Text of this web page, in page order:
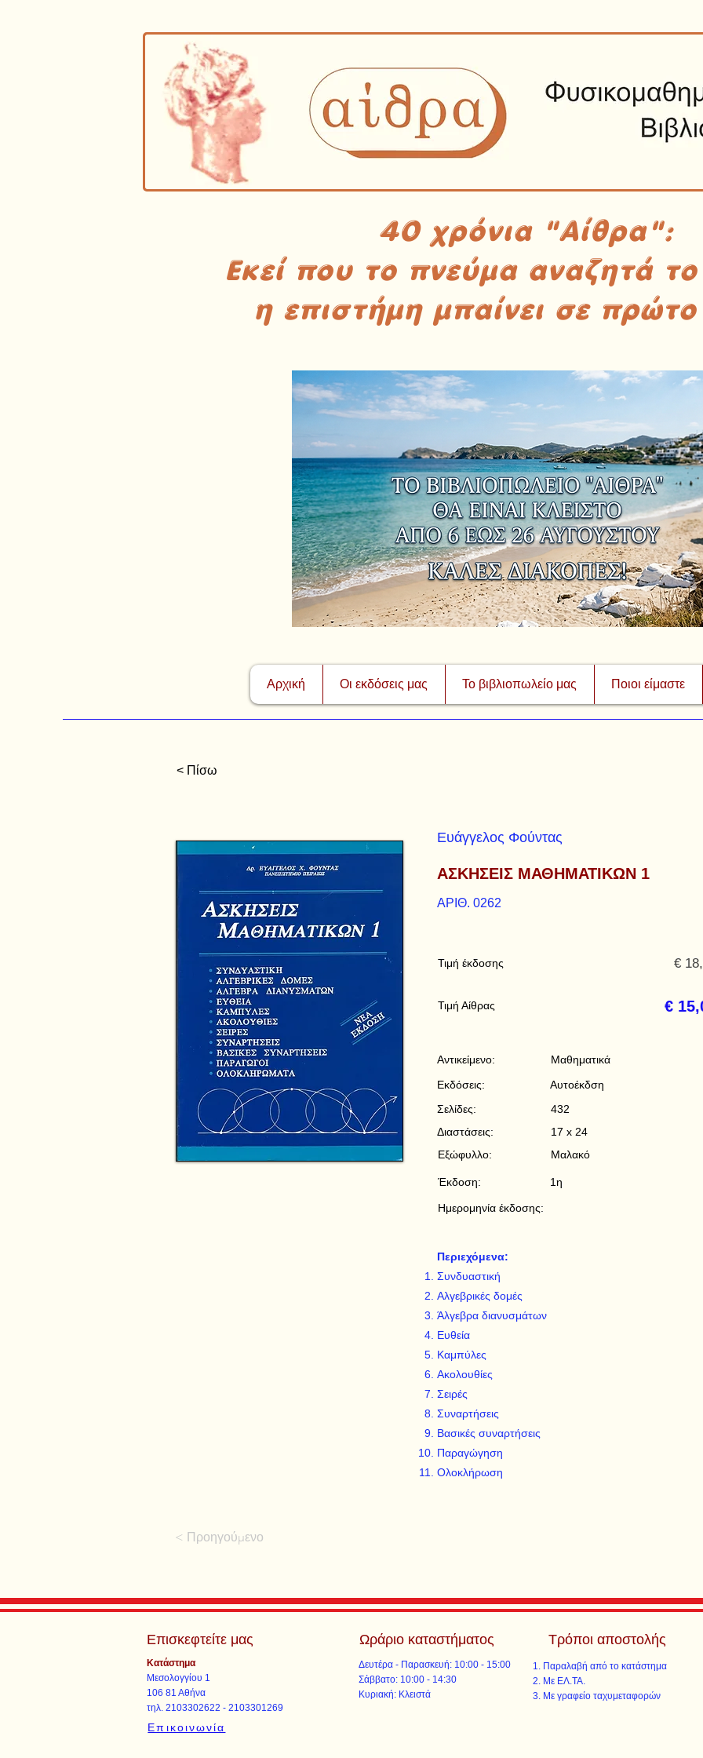
40 χρόνια "Αίθρα":
Εκεί που το πνεύμα αναζητά
η επιστήμη μπαίνει σε
Αρχική Οι εκδόσεις μας Το βιβλιοπωλείο μας Ποιοι είμαστε
< Πίσω
Ευάγγελος Φούντας
ΑΣΚΗΣΕΙΣ ΜΑΘΗΜΑΤΙΚΩΝ 1
ΑΡΙΘ. 0262
Τιμή έκδοσης
Τιμή Αίθρας
€
€
Μαθηματικά
Αυτοέκδση
432
17 x 24
Μαλακό
1η
Αντικείμενο:
Εκδόσεις:
Σελίδες:
Διαστάσεις:
Εξώφυλλο:
Έκδοση:
Ημερομηνία έκδοσης:
Περιεχόμενα:
Συνδυαστική
Αλγεβρικές δομές
Άλγεβρα διανυσμάτων
Ευθεία
Καμπύλες
Ακολουθίες
Σειρές
Συναρτήσεις
Βασικές συναρτήσεις
Παραγώγηση
Ολοκλήρωση
< Προηγούμενο
Επισκεφτείτε μας
Κατάστημα
Μεσολογγίου 1
106 81 Αθήνα
τηλ. 2103302622 - 2103301269
Επικοινωνία
Ωράριο καταστήματος
Δευτέρα - Παρασκευή: 10:00 - 15:00
​​Σάββατο: 10:00 - 14:30
​Κυριακή: Κλειστά
Τρόποι αποστολής
Παραλαβή από το κατάστημα
Με ΕΛ.ΤΑ.​​
Με γραφείο ταχυμεταφορών​